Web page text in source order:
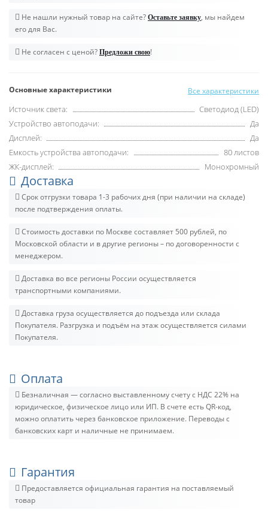
Не нашли нужный товар на сайте? Оставьте заявку, мы найдем
его для Вас.
Не согласен с ценой? Предложи свою!
Основные характеристики Все характеристики
Источник света:
Светодиод (LED)
Устройство автоподачи:
Да
Дисплей:
Да
Емкость устройства автоподачи:
80 листов
ЖК-дисплей:
Монохромный
Доставка
Срок отгрузки товара 1-3 рабочих дня (при наличии на складе)
после подтверждения оплаты.
Стоимость доставки по Москве составляет 500 рублей, по
Московской области и в другие регионы – по договоренности с
менеджером.
Доставка во все регионы России осуществляется
транспортными компаниями.
Доставка груза осуществляется до подъезда или склада
Покупателя. Разгрузка и подъём на этаж осуществляется силами
Покупателя.
Оплата
Безналичная — согласно выставленному счету c НДС 22% на
юридическое, физическое лицо или ИП. В счете есть QR-код,
можно оплатить через банковское приложение. Переводы с
банковских карт и наличные не принимаем.
Гарантия
Предоставляется официальная гарантия на поставляемый
товар